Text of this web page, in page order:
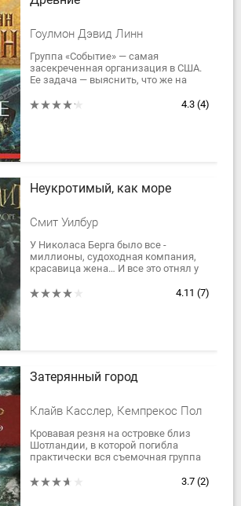
Гоулмон Дэвид Линн
Группа «Событие» — самая
засекреченная организация в США.
Ее задача — выяснить, что же на
и легендами мировой истории. 4.3 (4)
Неукротимый, как море
Смит Уилбур
У Николаса Берга было все -
миллионы, судоходная компания,
красавица жена… И все это отнял у
карьерист Дункан. Но настоящий
4.11 (7)
Затерянный город
Клайв Касслер, Кемпрекос Пол
Кровавая резня на островке близ
Шотландии, в которой погибла
практически вся съемочная группа
свидетельница рассказывает
3.7 (2)